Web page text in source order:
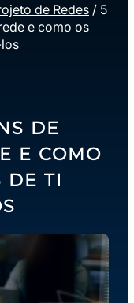
de Redes / 5
e como os
DE
E COMO
DE TI